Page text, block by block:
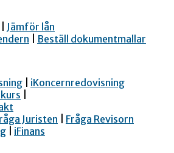
Jämför lån
Beställ dokumentmallar
iKoncernredovisning
Juristen
Fråga Revisorn
iFinans